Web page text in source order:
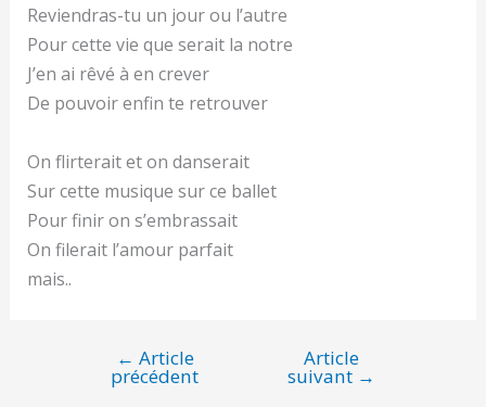
Reviendras-tu un jour ou l’autre
Pour cette vie que serait la notre
J’en ai rêvé à en crever
De pouvoir enfin te retrouver
On flirterait et on danserait
Sur cette musique sur ce ballet
Pour finir on s’embrassait
On filerait l’amour parfait
mais..
Navigation
← Article
précédent
Article
suivant →